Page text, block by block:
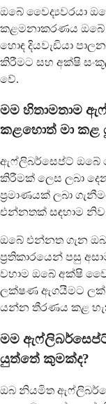
ඔබේ වෛද්‍යවරයා
කළමනාකරණය ඔබේ
හොඳ දියවැඩියා
කිරීමට සහ අක්ෂි
වේ.
මම හිතාමතාම
කළහොත් මා කළ
ඇෆ්ලිබර්සෙප්ට් ඔබේ
කිරීමක් ලෙස ලබා
ප්‍රමාණයක් ලබා
එන්නතක් සඳහාම
ඔබේ එන්නත ගැන
ප්‍රතිකාරයෙන් පසු
වහාම ඔබේ අක්ෂි
ලක්ෂණ ඇගයීමට ලක්
යන්න තීරණය කළ
මම
යුත්තේ කුමක්ද?
ඔබ නියමිත